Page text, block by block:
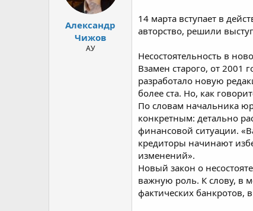
а
л
а
Александр
Чижов
АУ
14 марта вступает в
авторство, решили
Несостоятельность в
Взамен старого, от 2001
разработало новую
более ста. Но, как
По словам начальника
конкретным: детально
финансовой ситуации.
кредиторы начинают
изменений».
Новый закон о
важную роль. К слову, в
фактических банкротов,